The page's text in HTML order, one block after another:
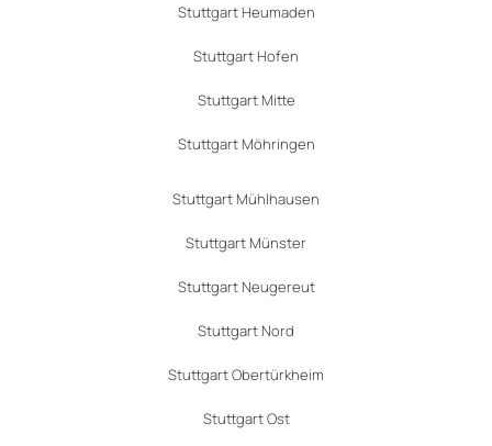
Stuttgart Heumaden
Stuttgart Hofen
Stuttgart Mitte
Stuttgart Möhringen
Stuttgart Mühlhausen
Stuttgart Münster
Stuttgart Neugereut
Stuttgart Nord
Stuttgart Obertürkheim
Stuttgart Ost